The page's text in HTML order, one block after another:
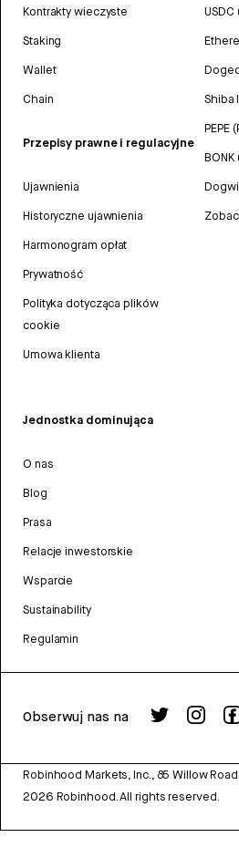
Kontrakty wieczyste
Staking
Wallet
Chain
Przepisy prawne i regulacyjne
Ujawnienia
Historyczne ujawnienia
Harmonogram opłat
Prywatność
Polityka dotycząca plików
cookie
Umowa klienta
USDC
Shiba
PEPE
BONK
Jednostka dominująca
O nas
Blog
Prasa
Relacje inwestorskie
Wsparcie
Sustainability
Regulamin
Obserwuj nas na
Robinhood Markets, Inc., 85 Willow
2026 Robinhood. All rights reserved.